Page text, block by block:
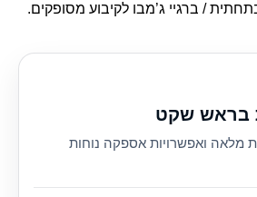
בראש שקט
מלאה ואפשרויות אספקה נוחות
/ ברגיי ג’מבו לקיבוע מסופקים.